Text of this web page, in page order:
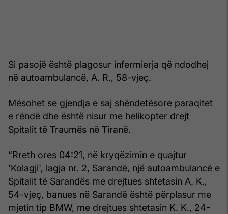
Si pasojë është plagosur infermierja që ndodhej
në autoambulancë, A. R., 58-vjeç.
Mësohet se gjendja e saj shëndetësore paraqitet
e rëndë dhe është nisur me helikopter drejt
Spitalit të Traumës në Tiranë.
“Rreth ores 04:21, në kryqëzimin e quajtur
'Kolagji', lagja nr. 2, Sarandë, një autoambulancë e
Spitalit të Sarandës me drejtues shtetasin A. K.,
54-vjeç, banues në Sarandë është përplasur me
mjetin tip BMW, me drejtues shtetasin K. K., 24-